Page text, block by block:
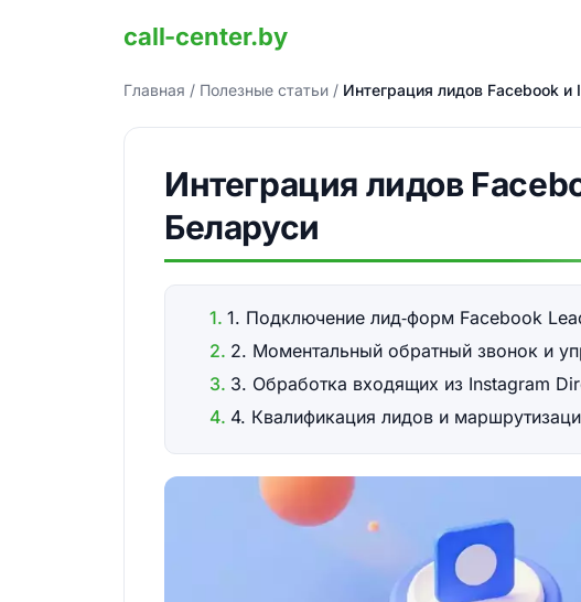
call-center.by
Главная / Полезные статьи / Интеграция лидов Facebook
Интеграция лидов
Беларуси
1. Подключение лид‑форм Facebook
2. Моментальный обратный звонок и
3. Обработка входящих из Instagram
4. Квалификация лидов и